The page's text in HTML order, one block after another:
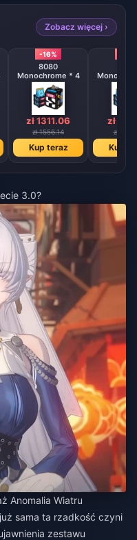
Zobacz więcej ›
-16%
8080
Monochrome * 4
zł 1311.06
zł 1556.14
Kup teraz
zł
zł
Kup
3.0?
Anomalia Wiatru
sama ta rzadkość czyni
zestawu